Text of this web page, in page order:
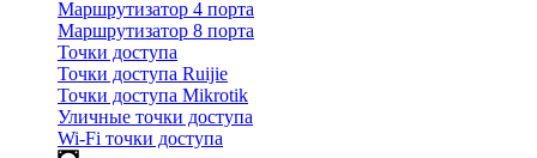
Маршрутизатор 4 порта
Маршрутизатор 8 порта
Точки доступа
Точки доступа Ruijie
Точки доступа Mikrotik
Уличные точки доступа
Wi-Fi точки доступа